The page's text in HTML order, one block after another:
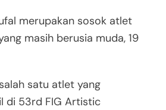
merupakan sosok atlet
masih berusia muda, 19
satu atlet yang
di 53rd FIG Artistic